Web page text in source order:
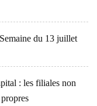
du 13 juillet
: les filiales non